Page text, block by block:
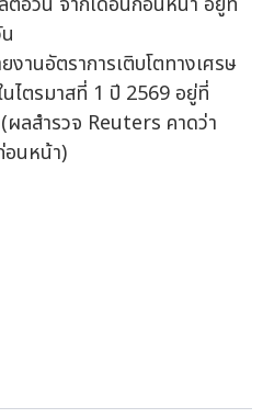
งานอัตราการเติบโตทางเศรษ
ไตรมาสที่ 1 ปี 2569 อยู่ที่
ลสำรวจ Reuters คาดว่า
อนหน้า)